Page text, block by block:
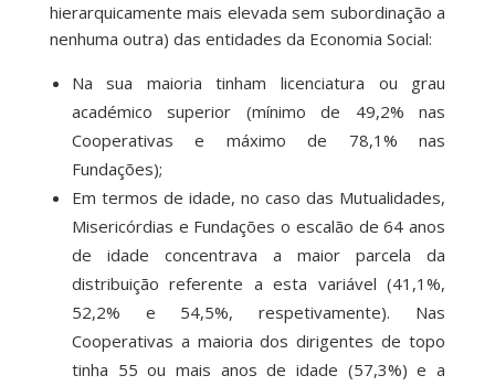
hierarquicamente mais elevada sem subordinação a
nenhuma outra) das entidades da Economia Social:
Na sua maioria tinham licenciatura ou grau
académico superior (mínimo de 49,2% nas
Cooperativas e máximo de 78,1% nas
Fundações);
Em termos de idade, no caso das Mutualidades,
Misericórdias e Fundações o escalão de 64 anos
de idade concentrava a maior parcela da
distribuição referente a esta variável (41,1%,
52,2% e 54,5%, respetivamente). Nas
Cooperativas a maioria dos dirigentes de topo
tinha 55 ou mais anos de idade (57,3%) e a